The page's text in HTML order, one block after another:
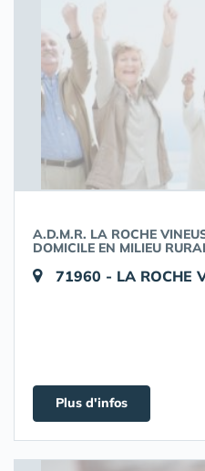
A.D.M.R. LA ROCHE
DOMICILE EN MILIEU
71960 - LA ROCHE
Plus d'infos